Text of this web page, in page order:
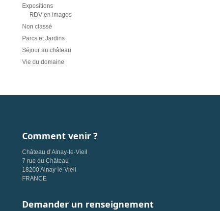
Expositions
RDV en images
Non classé
Parcs et Jardins
Séjour au château
Vie du domaine
Comment venir ?
Château d’Ainay-le-Vieil
7 rue du Château
18200 Ainay-le-Vieil
FRANCE
Demander un renseignement